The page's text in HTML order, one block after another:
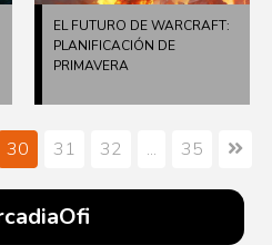
EL FUTURO DE WARCRAFT:
PLANIFICACIÓN DE
PRIMAVERA
30 31 32 ... 35